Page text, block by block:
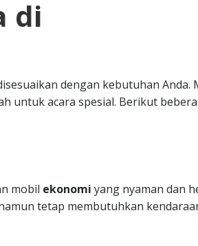
di
dengan kebutuhan Anda.
untuk acara spesial. Berikut
mobil ekonomi yang nyaman dan
tetap membutuhkan